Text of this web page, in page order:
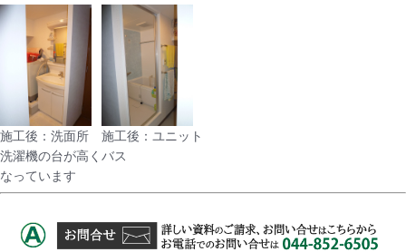
施工後：洗面所
洗濯機の台が高く
なっています
施工後：ユニット
バス